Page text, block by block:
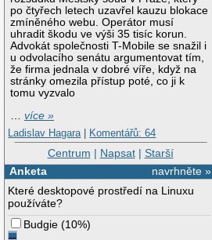
po čtyřech letech uzavřel kauzu blokace
zmíněného webu. Operátor musí
uhradit škodu ve výši 35 tisíc korun.
Advokát společnosti T-Mobile se snažil i
u odvolacího senátu argumentovat tím,
že firma jednala v dobré víře, když na
stránky omezila přístup poté, co ji k
tomu vyzvalo
…více »
Ladislav Hagara | Komentářů: 64
Centrum | Napsat| Starší
navrhněte »
Anketa
Které desktopové prostředí na Linuxu
používáte?
Budgie (10%)